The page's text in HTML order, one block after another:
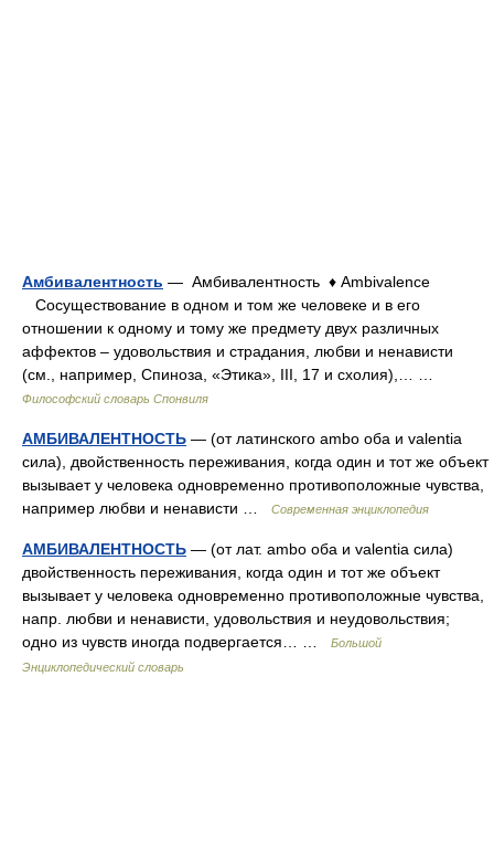
Амбивалентность — Амбивалентность ♦ Ambivalence
Сосуществование в одном и том же человеке и в его
отношении к одному и тому же предмету двух различных
аффектов – удовольствия и страдания, любви и ненависти
(см., например, Спиноза, «Этика», III, 17 и схолия),… …
Философский словарь Спонвиля
АМБИВАЛЕНТНОСТЬ — (от латинского ambo оба и valentia
сила), двойственность переживания, когда один и тот же объект
вызывает у человека одновременно противоположные чувства,
например любви и ненависти …
Современная энциклопедия
АМБИВАЛЕНТНОСТЬ — (от лат. ambo оба и valentia сила)
двойственность переживания, когда один и тот же объект
вызывает у человека одновременно противоположные чувства,
напр. любви и ненависти, удовольствия и неудовольствия;
одно из чувств иногда подвергается… …
Большой
Энциклопедический словарь